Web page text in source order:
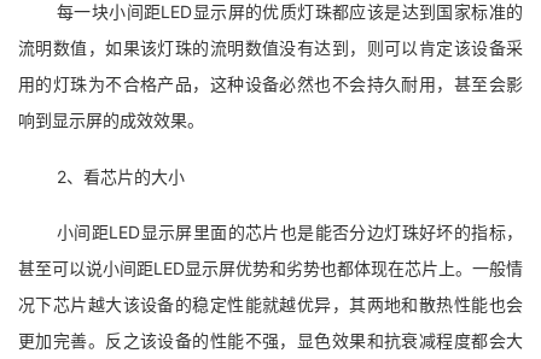
每一块小间距LED显示屏的优质灯珠都应该是达到国家标准的
流明数值，如果该灯珠的流明数值没有达到，则可以肯定该设备采
用的灯珠为不合格产品，这种设备必然也不会持久耐用，甚至会影
响到显示屏的成效效果。
2、看芯片的大小
小间距LED显示屏里面的芯片也是能否分边灯珠好坏的指标，
甚至可以说小间距LED显示屏优势和劣势也都体现在芯片上。一般情
况下芯片越大该设备的稳定性能就越优异，其两地和散热性能也会
更加完善。反之该设备的性能不强，显色效果和抗衰减程度都会大